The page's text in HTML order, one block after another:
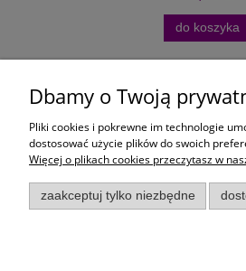
do koszyka
Moje konto
Twoje zamówienia
Ustawienia konta
Przechowalnia
Dbamy o Twoją
Pliki cookies i pokrewne im technologie
dostosować użycie plików do swoich
Więcej o plikach cookies przeczytasz w
zaakceptuj tylko niezbędne